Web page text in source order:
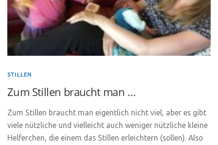
STILLEN
Zum Stillen braucht man …
Zum Stillen braucht man eigentlich nicht viel, aber es gibt
viele nützliche und vielleicht auch weniger nützliche kleine
Helferchen, die einem das Stillen erleichtern (sollen). Also